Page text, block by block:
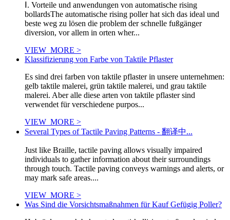
Ⅰ. Vorteile und anwendungen von automatische rising
bollardsThe automatische rising poller hat sich das ideal und
beste weg zu lösen die problem der schnelle fußgänger
diversion, vor allem in orten wher...
VIEW_MORE >
Klassifizierung von Farbe von Taktile Pflaster
Es sind drei farben von taktile pflaster in unsere unternehmen:
gelb taktile malerei, grün taktile malerei, und grau taktile
malerei. Aber alle diese arten von taktile pflaster sind
verwendet für verschiedene purpos...
VIEW_MORE >
Several Types of Tactile Paving Patterns - 翻译中...
Just like Braille, tactile paving allows visually impaired
individuals to gather information about their surroundings
through touch. Tactile paving conveys warnings and alerts, or
may mark safe areas....
VIEW_MORE >
Was Sind die Vorsichtsmaßnahmen für Kauf Gefügig Poller?